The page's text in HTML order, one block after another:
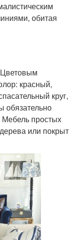
обитая
красный,
круг,
обязательно
простых
или покрыт